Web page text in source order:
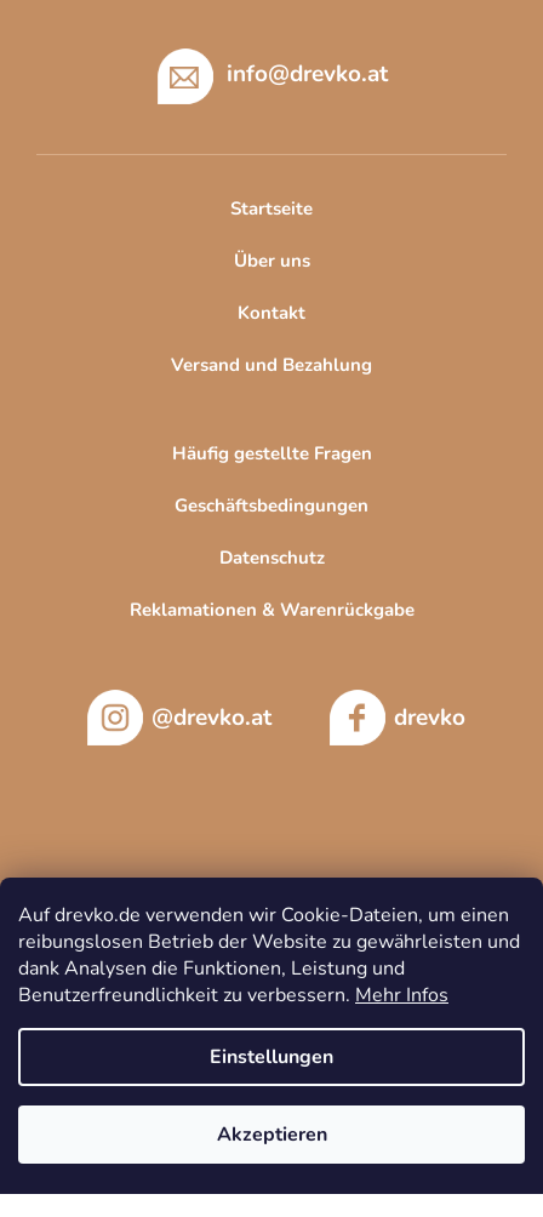
Auf drevko.de verwenden wir Cookie-Dateien, um einen
reibungslosen Betrieb der Website zu gewährleisten und
dank Analysen die Funktionen, Leistung und
Benutzerfreundlichkeit zu verbessern. Mehr Infos
Einstellungen
Akzeptieren
info@drevko.at
Startseite
Über uns
Kontakt
Versand und Bezahlung
Häufig gestellte Fragen
Geschäftsbedingungen
Datenschutz
Reklamationen & Warenrückgabe
@drevko.at drevko
DREVKO. Alle Rechte vorbehalten.
Einstellungen ändern